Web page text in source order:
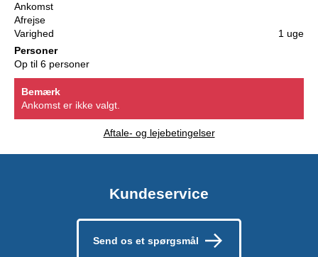
Ankomst
Afrejse
Varighed
1 uge
Personer
Op til 6 personer
Bemærk
Ankomst er ikke valgt.
Aftale- og lejebetingelser
Kundeservice
Send os et spørgsmål